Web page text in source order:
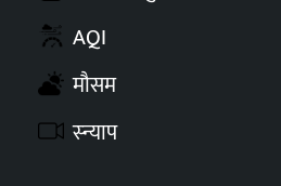
AQI
मौसम
स्न्याप